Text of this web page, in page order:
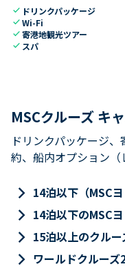
check ドリンクパッケージ
checkWi-Fi
check寄港地観光ツアー
check スパ
MSCクルーズ キ
ドリンクパッケージ
約、船内オプション（
keyboard_arrow_right 14泊以下（MSC
keyboard_arrow_right 14泊以下のMSC
keyboard_arrow_right 15泊以上のクルー
keyboard_arrow_right ワールドクルーズ